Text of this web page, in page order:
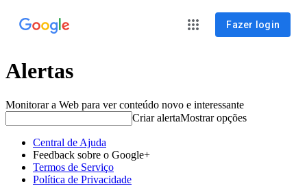
Fazer login
Alertas
Monitorar a Web para ver conteúdo novo e interessante
Criar alertaMostrar opções
Central de Ajuda
Feedback sobre o Google+
Termos de Serviço
Política de Privacidade